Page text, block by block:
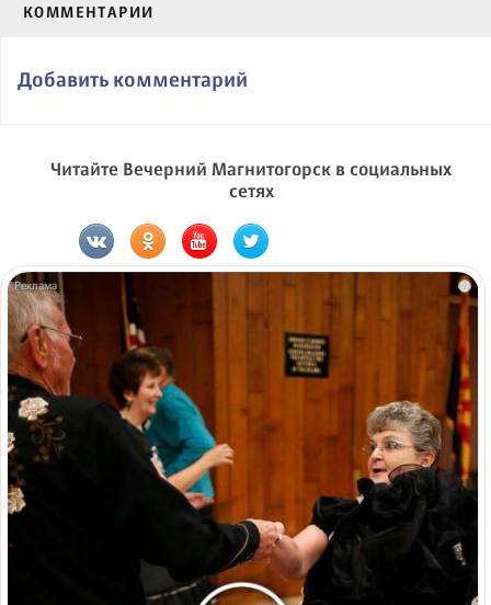
КОММЕНТАРИИ
Добавить комментарий
Читайте Вечерний Магнитогорск в социальных
сетях
i